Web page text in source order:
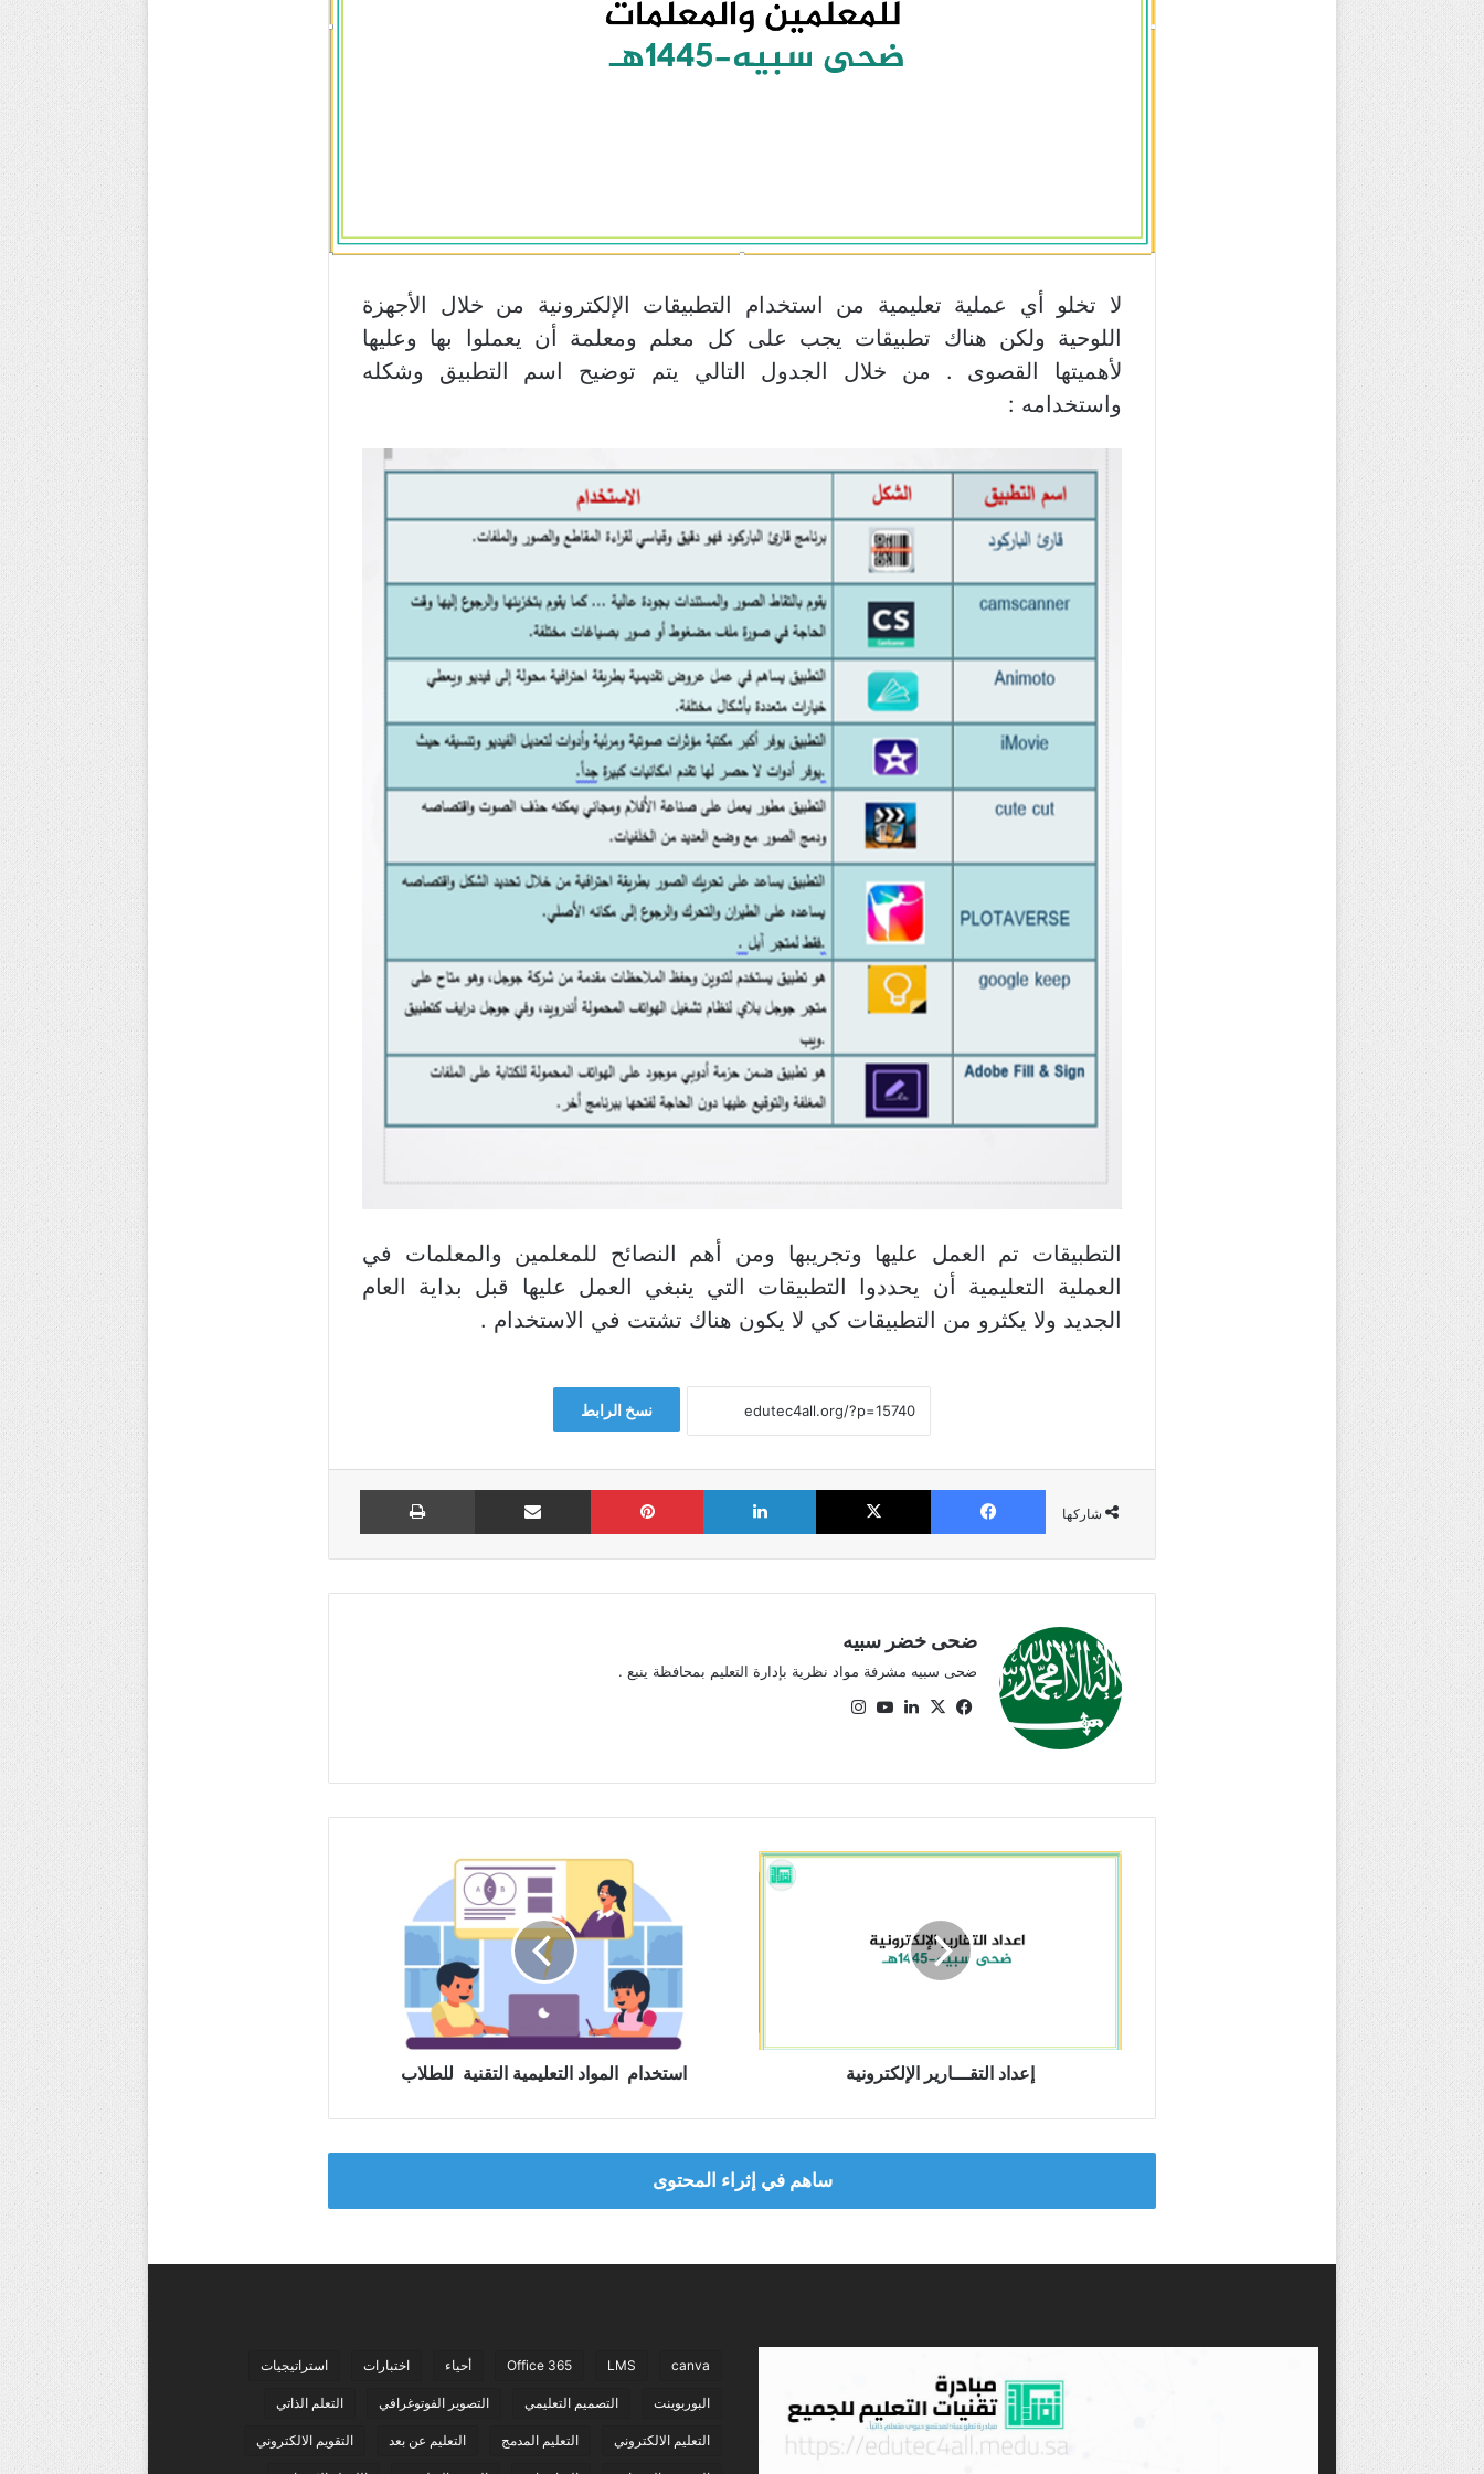
لا تخلو أي عملية تعليمية من استخدام التطبيقات الإلكترونية من خلال الأجهزة
اللوحية ولكن هناك تطبيقات يجب على كل معلم ومعلمة أن يعملوا بها وعليها
لأهميتها القصوى . من خلال الجدول التالي يتم توضيح اسم التطبيق وشكله
واستخدامه :
التطبيقات تم العمل عليها وتجريبها ومن أهم النصائح للمعلمين والمعلمات في
العملية التعليمية أن يحددوا التطبيقات التي ينبغي العمل عليها قبل بداية العام
الجديد ولا يكثرو من التطبيقات كي لا يكون هناك تشتت في الاستخدام .
نسخ الرابط
شاركها
فيسبوك ‫X لينكدإن بينتيريست مشاركة عبر البريد طباعة
ضحى خضر سبيه
ضحى سبيه مشرفة مواد نظرية بإدارة التعليم بمحافظة ينبع .
فيسبوك
‫X لينكدإن‫YouTube
إعداد
إعداد التقـــارير الإلكترونية استخدام المواد التعليمية التقنية للطلاب
ساهم في إثراء المحتوى
canva
LMS
Office 365 أحياء اختبارات استراتيجيات
البوربوينت التصميم التعليمي التصوير الفوتوغرافي التعلم الذاتي
التعليم الالكتروني التعليم المدمج التعليم عن بعد التقويم الالكتروني